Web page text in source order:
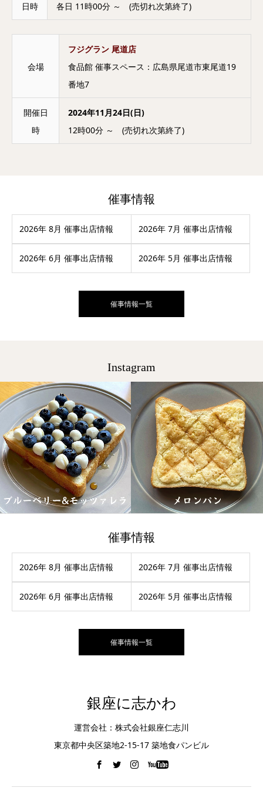
日時
各日 11時00分 ～ (売切れ次第終了)
会場
フジグラン 尾道店
食品館 催事スペース：広島県尾道市東尾道19
番地7
開催日
時
2024年11月24日(日)
12時00分 ～ (売切れ次第終了)
催事情報
2026年 8月 催事出店情報 2026年 7月 催事出店情報
2026年 6月 催事出店情報 2026年 5月 催事出店情報
催事情報一覧
Instagram
催事情報
2026年 8月 催事出店情報 2026年 7月 催事出店情報
2026年 6月 催事出店情報 2026年 5月 催事出店情報
催事情報一覧
銀座に志かわ
運営会社：株式会社銀座仁志川
東京都中央区築地2-15-17 築地食パンビル